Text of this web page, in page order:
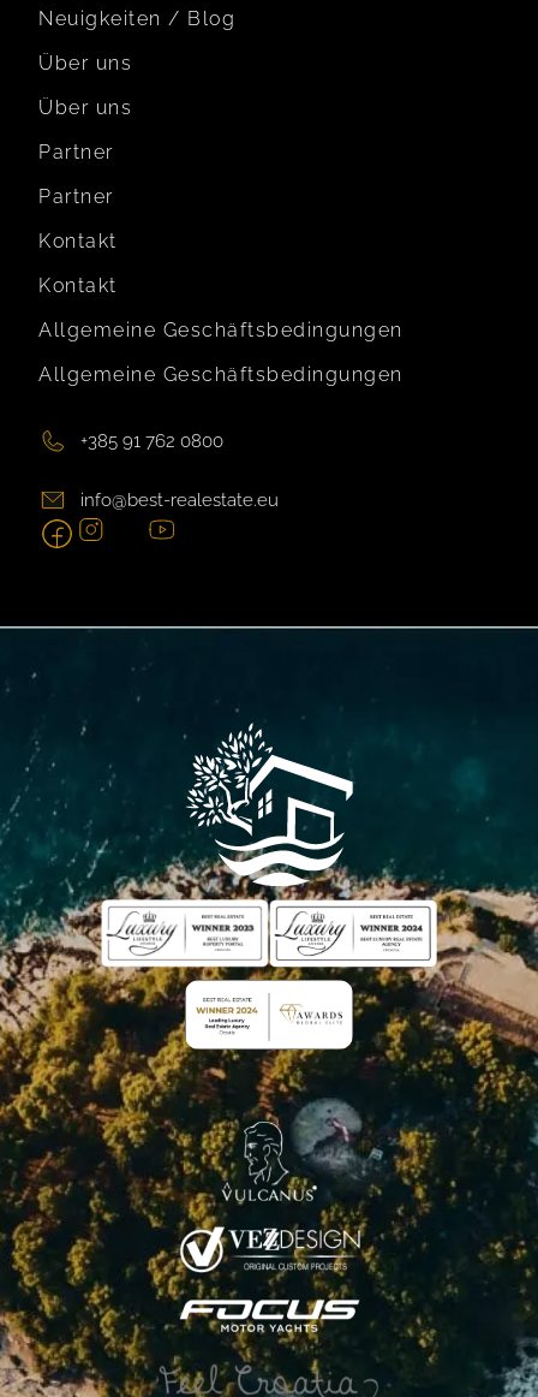
Neuigkeiten / Blog
Über uns
Über uns
Partner
Partner
Kontakt
Kontakt
Allgemeine Geschäftsbedingungen
Allgemeine Geschäftsbedingungen
+385 91 762 0800
info@best-realestate.eu